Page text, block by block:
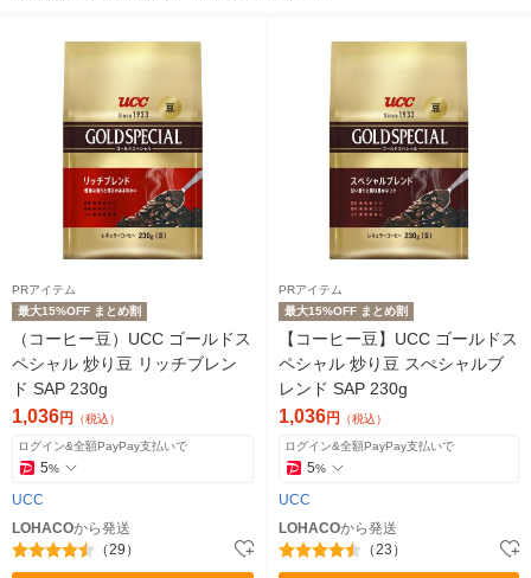
PRアイテム
最大15%OFF まとめ割
（コーヒー豆）UCC ゴールドス
ペシャル 炒り豆 リッチブレン
ド SAP 230g
1,036円 （税込）
ログイン&全額PayPay支払いで
5%
UCC
LOHACOから発送
（29）
PRアイテム
最大15%OFF まとめ割
【コーヒー豆】UCC ゴールドス
ペシャル 炒り豆 スぺシャルブ
レンド SAP 230g
1,036円 （税込）
ログイン&全額PayPay支払いで
5%
UCC
LOHACOから発送
（23）